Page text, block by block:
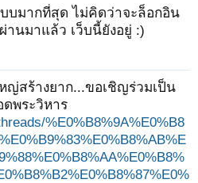
บมากที่สุด ไม่คิดว่าจะล็อกอิน
านมาแล้ว เว็บนี้ยังอยู่ :)
ญ่สร้างยาก...ขอเชิญร่วมเป็น
ดพระวิหาร
%E0%B8%9A%E0%B8